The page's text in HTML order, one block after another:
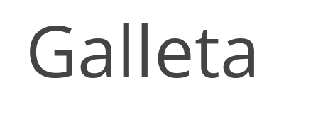
Galleta